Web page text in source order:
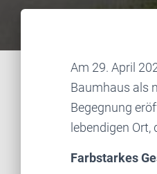
Am 29. April
Baumhaus als
Begegnung
lebendigen
Farbstarkes